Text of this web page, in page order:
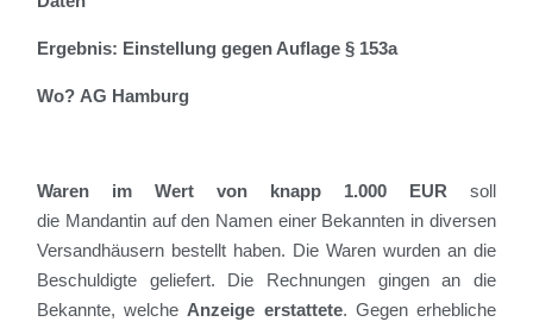
Ergebnis: Einstellung gegen Auflage § 153a
Wo? AG Hamburg
Waren im Wert von knapp1.000 EUR soll
die Mandantin auf den Namen einer Bekannten in diversen
Versandhäusern bestellt haben. Die Waren wurden an die
Beschuldigte geliefert. Die Rechnungen gingen an die
Bekannte, welche Anzeige erstattete. Gegen erhebliche